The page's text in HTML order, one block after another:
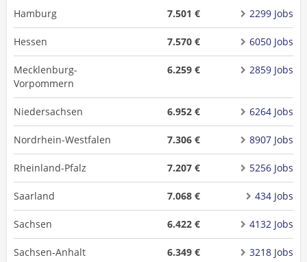
Hamburg 7.501 € 2299 Jobs
Hessen 7.570 € 6050 Jobs
Mecklenburg-
Vorpommern
6.259 € 2859 Jobs
Niedersachsen 6.952 € 6264 Jobs
Nordrhein-Westfalen 7.306 € 8907 Jobs
Rheinland-Pfalz 7.207 € 5256 Jobs
Saarland 7.068 € 434 Jobs
Sachsen 6.422 € 4132 Jobs
Sachsen-Anhalt 6.349 € 3218 Jobs